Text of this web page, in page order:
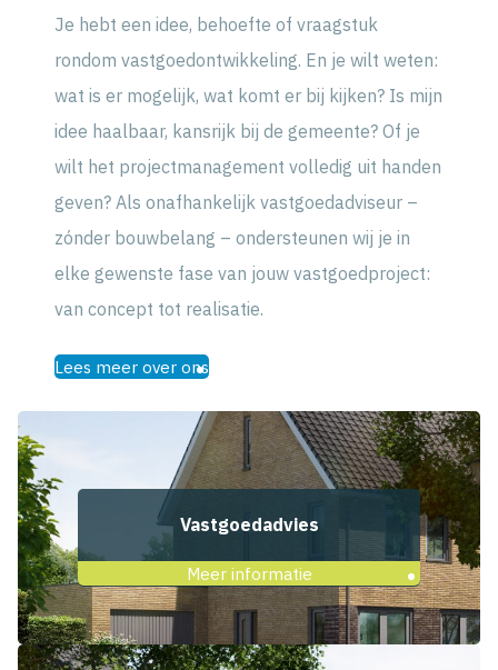
Je hebt een idee, behoefte of vraagstuk
rondom vastgoedontwikkeling. En je wilt weten:
wat is er mogelijk, wat komt er bij kijken? Is mijn
idee haalbaar, kansrijk bij de gemeente? Of je
wilt het projectmanagement volledig uit handen
geven? Als onafhankelijk vastgoedadviseur –
zónder bouwbelang – ondersteunen wij je in
elke gewenste fase van jouw vastgoedproject:
van concept tot realisatie.
Lees meer over ons
Vastgoedadvies
Meer informatie